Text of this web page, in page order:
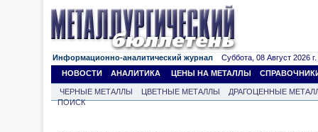
Информационно-аналитический журнал Суббота, 08 Август 2026 г.
НОВОСТИ
АНАЛИТИКА ЦЕНЫ НА МЕТАЛЛЫ
ЧЕРНЫЕ МЕТАЛЛЫ ЦВЕТНЫЕ МЕТАЛЛЫ
ДРАГОЦЕННЫЕ
ПОИСК